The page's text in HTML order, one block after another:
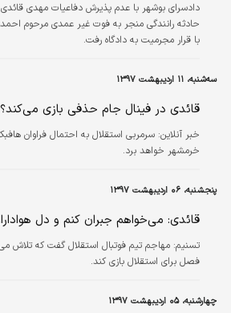
دادسرای بوشهر با عدم پذیرش دفاعیات مهدی قائدی،
حادثه رانندگی منجر به فوت غیر عمدی مرحوم
با قرار مجرمیت به دادگاه رفت.
سه‌شنبه، ۱۱ اردیبهشت ۱۳۹۷
قائدی در فینال جام حذفی بازی می‌کند؟
خبر آنلاین: سرمربی استقلال به احتمال فراوان
خرمشهر خواهد برد.
پنجشنبه، ۰۶ اردیبهشت ۱۳۹۷
قائدی: می‌خواهم جبران کنم و دل
تسنیم: مهاجم تیم فوتبال استقلال گفت که تلاش
فصل برای استقلال بازی کند.
چهارشنبه، ۰۵ اردیبهشت ۱۳۹۷